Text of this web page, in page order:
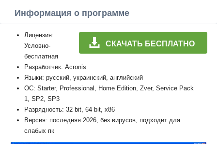
Информация о программе
СКАЧАТЬ БЕСПЛАТНО
Лицензия:
Условно-
бесплатная
Разработчик: Acronis
Языки: русский, украинский, английский
ОС: Starter, Professional, Home Edition, Zver, Service Pack
1, SP2, SP3
Разрядность: 32 bit, 64 bit, x86
Версия: последняя 2026, без вирусов, подходит для
слабых пк